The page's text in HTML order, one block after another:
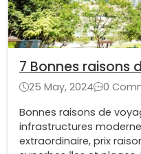
7 Bonnes raisons
25 May, 2024
0
Bonnes raisons de
infrastructures
extraordinaire, prix